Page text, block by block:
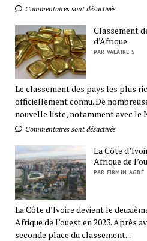
Commentaires sont désactivés
Classement
d’Afrique
PAR VALAIRE S
Le classement des pays les plus
officiellement connu. De
nouvelle liste, notamment avec le
Commentaires sont désactivés
La Côte
Afrique de
PAR FIRMIN AGBÉ
La Côte d’Ivoire devient le
Afrique de l’ouest en 2023. Après
seconde place du classement...